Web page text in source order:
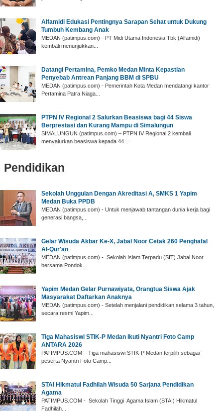
Alfamidi Edukasi Pentingnya Sarapan Sehat untuk Dukung
Tumbuh Kembang Anak
MEDAN (patimpus.com) - PT Midi Utama Indonesia Tbk (Alfamidi)
kembali menunjukkan...
Datangi Pertamina, Pemko Medan Minta Kepastian
Penyebab Antrean Panjang BBM di SPBU
MEDAN (patimpus.com) - Pemerintah Kota Medan mendatangi kantor
Pertamina Patra Niaga...
PTPN IV Regional 2 Salurkan Beasiswa bagi 44 Siswa
Berprestasi dan Kurang Mampu di Simalungun
SIMALUNGUN (patimpus.com) – PTPN IV Regional 2 kembali
menyalurkan beasiswa kepada 44...
Pendidikan
‎Sekolah Unggulan Dengan Akreditasi A, SMKS 1 Yapim
Medan Buka PPDB
‎MEDAN (patimpus.com) - Untuk menjawab tantangan dunia kerja bagi
generasi bangsa,...
‎Gelar Wisuda Akbar Ke-X, Jabal Noor Cetak 260 Penghafal
Al-Qur'an ‎
‎MEDAN (patimpus.com) - Sekolah Islam Terpadu (SIT) Jabal Noor
bersama Pondok...
Yapim Medan Gelar ‎Purnawiyata, Orangtua Siswa Ajak
Masyarakat Daftarkan Anaknya
‎MEDAN (patimpus.com) - Setelah menjalani pendidikan selama 3 tahun,
secara resmi Yapim...
‎Tiga Mahasiswi STIK-P Medan Ikuti Nyantri Foto Camp
ANTARA 2026
‎PATIMPUS.COM – Tiga mahasiswi STIK-P Medan terpilih sebagai
peserta Nyantri Foto Camp...
‎STAI Hikmatul Fadhilah Wisuda 50 Sarjana Pendidikan
Agama
‎PATIMPUS.COM - Sekolah Tinggi Agama Islam (STAI) Hikmatul
Fadhilah...